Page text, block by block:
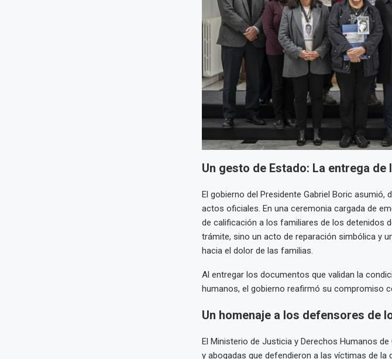
Un gesto de Estado: La entrega
El gobierno del Presidente Gabriel Boric
actos oficiales. En una ceremonia cargada de
de calificación a los familiares de los detenidos
trámite, sino un acto de reparación simbólica y
hacia el dolor de las familias.
Al entregar los documentos que validan la
humanos, el gobierno reafirmó su compromiso
Un homenaje a los defensores de
El Ministerio de Justicia y Derechos Humanos
y abogadas que defendieron a las víctimas de la